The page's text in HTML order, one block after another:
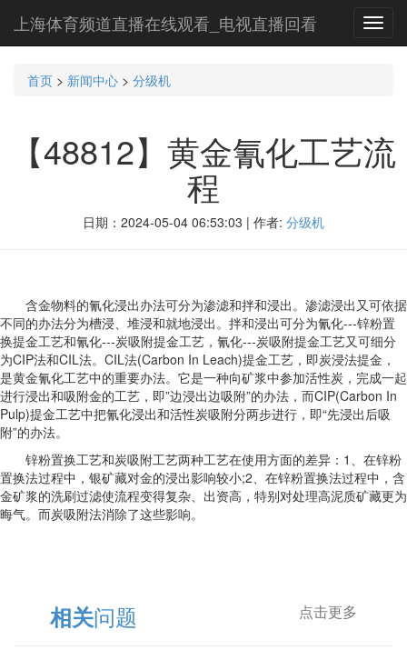
上海体育频道直播在线观看_电视直播回看
首页 > 新闻中心 > 分级机
【48812】黄金氰化工艺流
程
日期：2024-05-04 06:53:03 | 作者: 分级机
含金物料的氰化浸出办法可分为渗滤和拌和浸出。渗滤浸出又可依据
不同的办法分为槽浸、堆浸和就地浸出。拌和浸出可分为氰化---锌粉置
换提金工艺和氰化---炭吸附提金工艺，氰化---炭吸附提金工艺又可细分
为CIP法和CIL法。CIL法(Carbon In Leach)提金工艺，即炭浸法提金，
是黄金氰化工艺中的重要办法。它是一种向矿浆中参加活性炭，完成一起
进行浸出和吸附金的工艺，即”边浸出边吸附”的办法，而CIP(Carbon In
Pulp)提金工艺中把氰化浸出和活性炭吸附分两步进行，即“先浸出后吸
附”的办法。
锌粉置换工艺和炭吸附工艺两种工艺在使用方面的差异：1、在锌粉
置换法过程中，银矿藏对金的浸出影响较小;2、在锌粉置换法过程中，含
金矿浆的洗刷过滤使流程变得复杂、出资高，特别对处理高泥质矿藏更为
晦气。而炭吸附法消除了这些影响。
相关问题 点击更多